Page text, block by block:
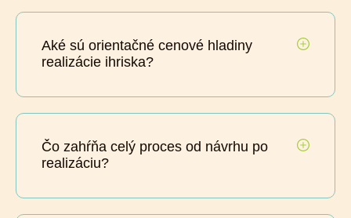
Aké sú orientačné cenové hladiny
realizácie ihriska?
Čo zahŕňa celý proces od návrhu po
realizáciu?